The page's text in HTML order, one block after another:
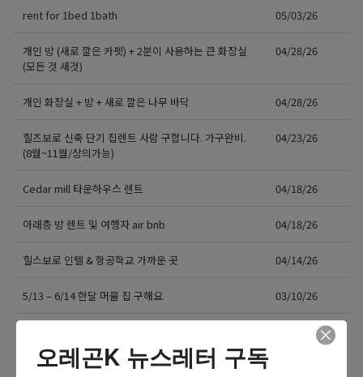
rent for 1bed 1bath 05/03/26
개인 방 (새로 깔은 카펫) + 2분이 사용하는 큰 화장실
(모든 것 새것)
04/28/26
개인 화장실 + 방 + 새로 깔은 나무 바닥 04/28/26
힐즈보로 신축 단기 집렌트 사람 구합니다. 가구완비.
(8월~11월/상의가능)
04/23/26
Cedar mill 타운하우스 렌트 04/18/26
아래층 방 렌트 및 여행자 air bnb 04/18/26
힐스보로 인텔 & 항공학교 가까운 곳 04/14/26
5/13 – 6/14 한달 머물 집 구해요 03/10/26
오레곤K 뉴스레터 구독